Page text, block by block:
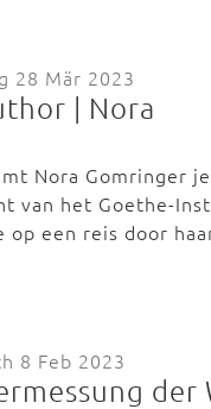
28 Mär 2023
| Nora
Nora Gomringer
van het Goethe-
op een reis door
8 Feb 2023
der